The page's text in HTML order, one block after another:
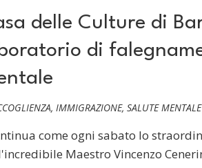
delle Culture di
di
, IMMIGRAZIONE, SALUTE MENTALE
come ogni sabato lo
Maestro Vincenzo